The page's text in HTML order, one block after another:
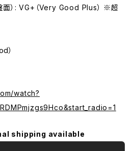
面）: VG+（Very Good Plus） ※超
）
watch?
shipping available